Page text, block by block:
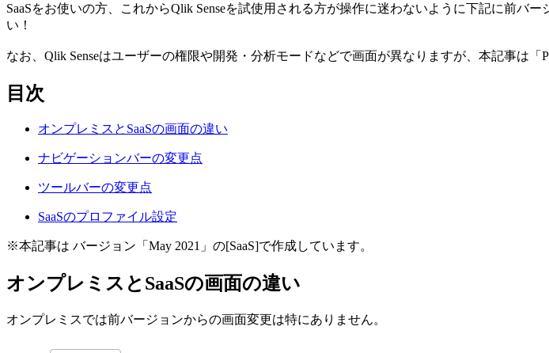
SaaSをお使いの方、これからQlik Senseを試使用される方が操作に迷わないように下記に前バ
い！
なお、Qlik Senseはユーザーの権限や開発・分析モードなどで画面が異なりますが、本記事は「
目次
オンプレミスとSaaSの画面の違い
ナビゲーションバーの変更点
ツールバーの変更点
SaaSのプロファイル設定
※本記事は バージョン「May 2021」の[SaaS]で作成しています。
オンプレミスとSaaSの画面の違い
オンプレミスでは前バージョンからの画面変更は特にありません。